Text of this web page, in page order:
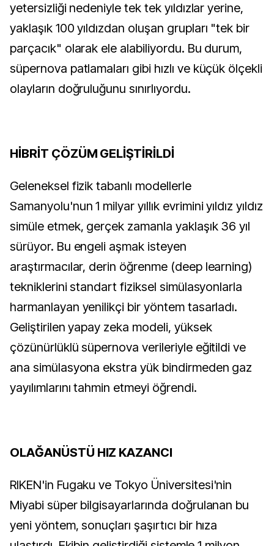
yetersizliği nedeniyle tek tek yıldızlar yerine,
yaklaşık 100 yıldızdan oluşan grupları "tek bir
parçacık" olarak ele alabiliyordu. Bu durum,
süpernova patlamaları gibi hızlı ve küçük ölçekli
olayların doğruluğunu sınırlıyordu.
HİBRİT ÇÖZÜM GELİŞTİRİLDİ
Geleneksel fizik tabanlı modellerle
Samanyolu'nun 1 milyar yıllık evrimini yıldız yıldız
simüle etmek, gerçek zamanla yaklaşık 36 yıl
sürüyor. Bu engeli aşmak isteyen
araştırmacılar, derin öğrenme (deep learning)
tekniklerini standart fiziksel simülasyonlarla
harmanlayan yenilikçi bir yöntem tasarladı.
Geliştirilen yapay zeka modeli, yüksek
çözünürlüklü süpernova verileriyle eğitildi ve
ana simülasyona ekstra yük bindirmeden gaz
yayılımlarını tahmin etmeyi öğrendi.
OLAĞANÜSTÜ HIZ KAZANCI
RIKEN'in Fugaku ve Tokyo Üniversitesi'nin
Miyabi süper bilgisayarlarında doğrulanan bu
yeni yöntem, sonuçları şaşırtıcı bir hıza